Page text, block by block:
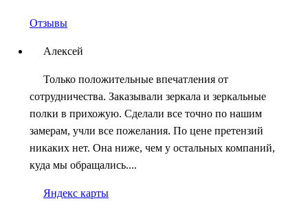
Отзывы
Алексей
Только положительные впечатления от
сотрудничества. Заказывали зеркала и зеркальные
полки в прихожую. Сделали все точно по нашим
замерам, учли все пожелания. По цене претензий
никаких нет. Она ниже, чем у остальных компаний,
куда мы обращались....
Яндекс карты